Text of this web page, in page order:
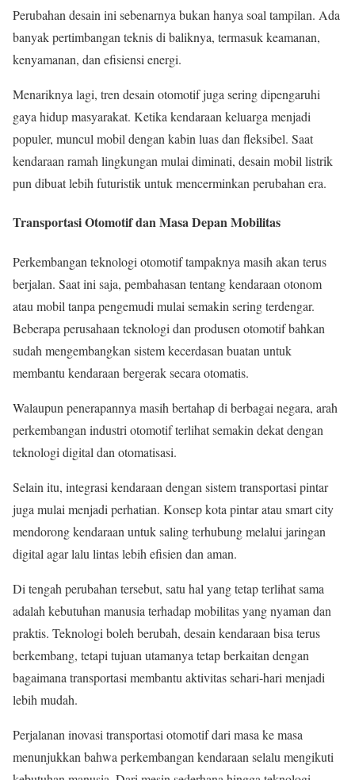
Perubahan desain ini sebenarnya bukan hanya soal tampilan. Ada
banyak pertimbangan teknis di baliknya, termasuk keamanan,
kenyamanan, dan efisiensi energi.
Menariknya lagi, tren desain otomotif juga sering dipengaruhi
gaya hidup masyarakat. Ketika kendaraan keluarga menjadi
populer, muncul mobil dengan kabin luas dan fleksibel. Saat
kendaraan ramah lingkungan mulai diminati, desain mobil listrik
pun dibuat lebih futuristik untuk mencerminkan perubahan era.
Transportasi Otomotif dan Masa Depan Mobilitas
Perkembangan teknologi otomotif tampaknya masih akan terus
berjalan. Saat ini saja, pembahasan tentang kendaraan otonom
atau mobil tanpa pengemudi mulai semakin sering terdengar.
Beberapa perusahaan teknologi dan produsen otomotif bahkan
sudah mengembangkan sistem kecerdasan buatan untuk
membantu kendaraan bergerak secara otomatis.
Walaupun penerapannya masih bertahap di berbagai negara, arah
perkembangan industri otomotif terlihat semakin dekat dengan
teknologi digital dan otomatisasi.
Selain itu, integrasi kendaraan dengan sistem transportasi pintar
juga mulai menjadi perhatian. Konsep kota pintar atau smart city
mendorong kendaraan untuk saling terhubung melalui jaringan
digital agar lalu lintas lebih efisien dan aman.
Di tengah perubahan tersebut, satu hal yang tetap terlihat sama
adalah kebutuhan manusia terhadap mobilitas yang nyaman dan
praktis. Teknologi boleh berubah, desain kendaraan bisa terus
berkembang, tetapi tujuan utamanya tetap berkaitan dengan
bagaimana transportasi membantu aktivitas sehari-hari menjadi
lebih mudah.
Perjalanan inovasi transportasi otomotif dari masa ke masa
menunjukkan bahwa perkembangan kendaraan selalu mengikuti